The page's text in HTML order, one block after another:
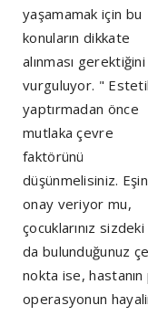
yaşamamak için bu
konuların dikkate
alınması gerektiğini
vurguluyor. "
yaptırmadan önce
mutlaka çevre
faktörünü
düşünmelisiniz.
onay veriyor mu,
çocuklarınız
da bulunduğunuz
nokta ise, hastanın
operasyonun